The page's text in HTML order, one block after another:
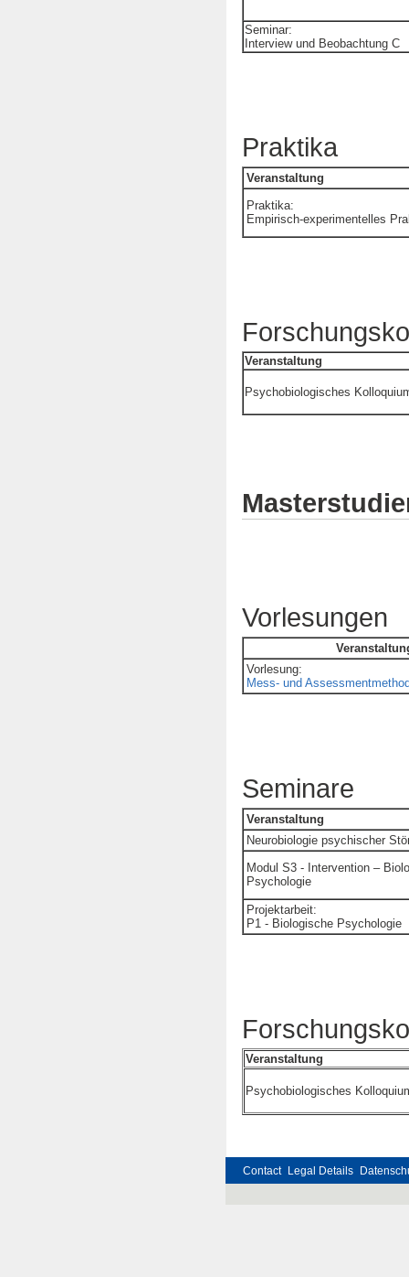
Seminar:
Interview und Beobachtung C
Praktika
Veranstaltung
Praktika:
Empirisch-experimentelles
Veranstaltung
Psychobiologisches
Vorlesungen
Vorlesung:
Mess- und
Seminare
Veranstaltung
Neurobiologie psychischer
Modul S3 - Intervention –
Psychologie
Projektarbeit:
P1 - Biologische Psychologie
Veranstaltung
Psychobiologisches
Contact Legal Details